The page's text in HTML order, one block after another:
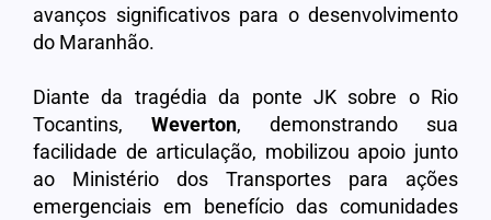
avanços significativos para o desenvolvimento
do Maranhão.
Diante da tragédia da ponte JK sobre o Rio
Tocantins, Weverton, demonstrando sua
facilidade de articulação, mobilizou apoio junto
ao Ministério dos Transportes para ações
emergenciais em benefício das comunidades